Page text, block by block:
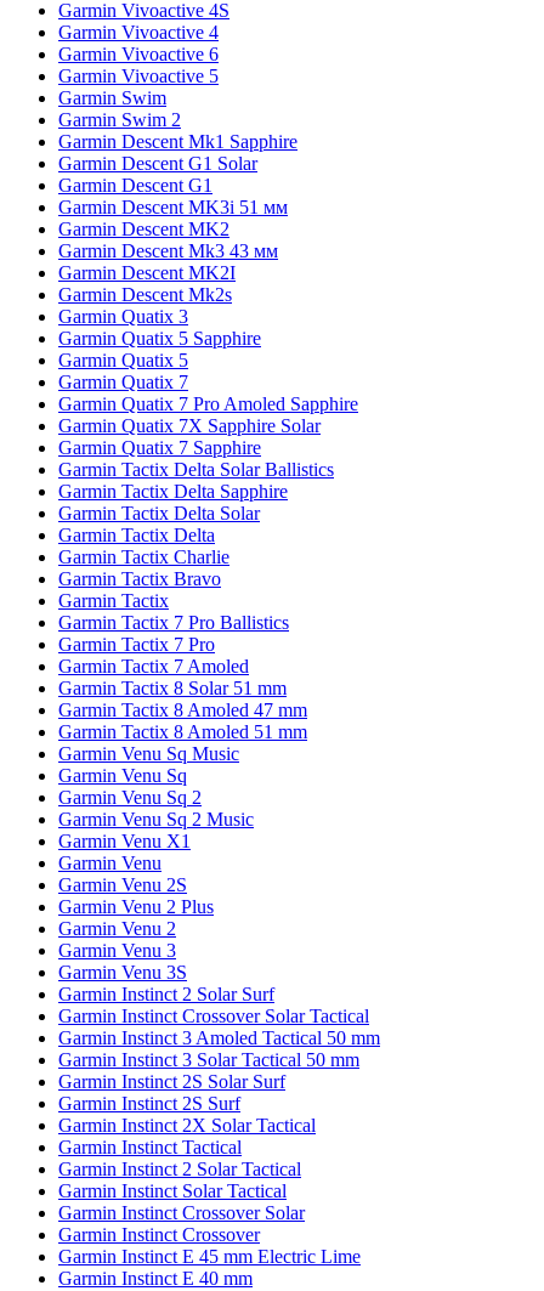
Garmin Vivoactive 4S
Garmin Vivoactive 4
Garmin Vivoactive 6
Garmin Vivoactive 5
Garmin Swim
Garmin Swim 2
Garmin Descent Mk1 Sapphire
Garmin Descent G1 Solar
Garmin Descent G1
Garmin Descent MK3i 51 мм
Garmin Descent MK2
Garmin Descent Mk3 43 мм
Garmin Descent MK2I
Garmin Descent Mk2s
Garmin Quatix 3
Garmin Quatix 5 Sapphire
Garmin Quatix 5
Garmin Quatix 7
Garmin Quatix 7 Pro Amoled Sapphire
Garmin Quatix 7X Sapphire Solar
Garmin Quatix 7 Sapphire
Garmin Tactix Delta Solar Ballistics
Garmin Tactix Delta Sapphire
Garmin Tactix Delta Solar
Garmin Tactix Delta
Garmin Tactix Charlie
Garmin Tactix Bravo
Garmin Tactix
Garmin Tactix 7 Pro Ballistics
Garmin Tactix 7 Pro
Garmin Tactix 7 Amoled
Garmin Tactix 8 Solar 51 mm
Garmin Tactix 8 Amoled 47 mm
Garmin Tactix 8 Amoled 51 mm
Garmin Venu Sq Music
Garmin Venu Sq
Garmin Venu Sq 2
Garmin Venu Sq 2 Music
Garmin Venu X1
Garmin Venu
Garmin Venu 2S
Garmin Venu 2 Plus
Garmin Venu 2
Garmin Venu 3
Garmin Venu 3S
Garmin Instinct 2 Solar Surf
Garmin Instinct Crossover Solar Tactical
Garmin Instinct 3 Amoled Tactical 50 mm
Garmin Instinct 3 Solar Tactical 50 mm
Garmin Instinct 2S Solar Surf
Garmin Instinct 2S Surf
Garmin Instinct 2X Solar Tactical
Garmin Instinct Tactical
Garmin Instinct 2 Solar Tactical
Garmin Instinct Solar Tactical
Garmin Instinct Crossover Solar
Garmin Instinct Crossover
Garmin Instinct E 45 mm Electric Lime
Garmin Instinct E 40 mm